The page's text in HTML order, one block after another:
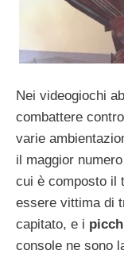
Nei videogiochi
combattere
varie
il maggior
cui è composto il
essere vittima di
capitato, e i
console ne sono